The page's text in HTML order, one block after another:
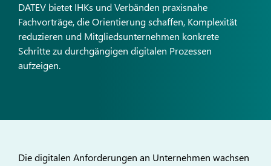
DATEV bietet IHKs und Verbänden praxisnahe
Fachvorträge, die Orientierung schaffen, Komplexität
reduzieren und Mitgliedsunternehmen konkrete
Schritte zu durchgängigen digitalen Prozessen
aufzeigen.
Die digitalen Anforderungen an Unternehmen wachsen